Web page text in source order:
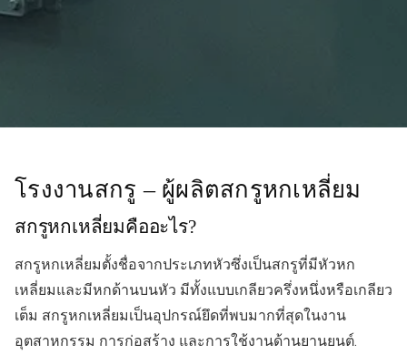
โรงงานสกรู – ผู้ผลิตสกรูหกเหลี่ยม
สกรูหกเหลี่ยมคืออะไร?
สกรูหกเหลี่ยมตั้งชื่อจากประเภทหัวซึ่งเป็นสกรูที่มีหัวหก
เหลี่ยมและมีหกด้านบนหัว มีทั้งแบบเกลียวครึ่งหนึ่งหรือเกลียว
เต็ม สกรูหกเหลี่ยมเป็นอุปกรณ์ยึดที่พบมากที่สุดในงาน
อุตสาหกรรม การก่อสร้าง และการใช้งานด้านยานยนต์.